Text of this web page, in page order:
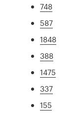
748
587
1848
388
1475
337
155